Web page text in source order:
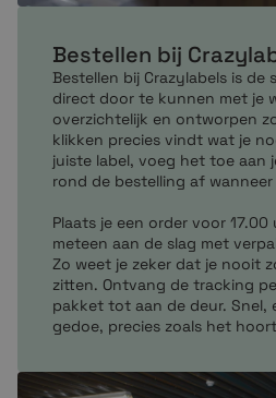
Mocht je vragen hebben over
dan per mail of telefonisch
customer service zit altijd
bij het maken van de juiste en
Bestellen bij
Bestellen bij Crazylabels is de
direct door te kunnen met je
overzichtelijk en ontworpen
klikken precies vindt wat je
juiste label, voeg het toe aan
rond de bestelling af
Plaats je een order voor 17.00
meteen aan de slag met
Zo weet je zeker dat je nooit
zitten. Ontvang de tracking
pakket tot aan de deur. Snel,
gedoe, precies zoals het